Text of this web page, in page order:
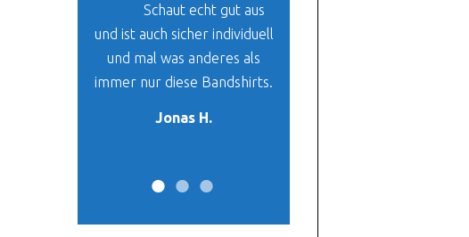
Schaut echt gut aus
und ist auch sicher individuell
und mal was anderes als
immer nur diese Bandshirts.
Jonas H.